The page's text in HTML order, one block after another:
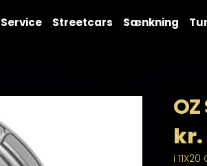
Service Streetcars Sænkning
kr.
i